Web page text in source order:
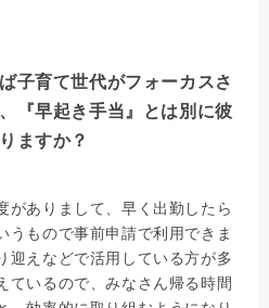
子育て世代がフォーカスさ
『早起き手当』とは別に彼
ますか？
がありまして、早く出勤したら
うもので事前申請で利用できま
迎えなどで活用している方が多
ているので、みなさん帰る時間